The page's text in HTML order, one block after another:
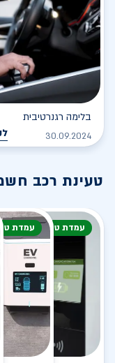
בלימה רגנרטיבית
30.09.2024
טעינת רכב
עמדת טעינה עמדת